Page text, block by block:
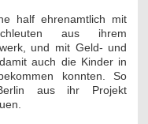
half ehrenamtlich mit
aus ihrem
und mit Geld- und
auch die Kinder in
konnten. So
aus ihr Projekt